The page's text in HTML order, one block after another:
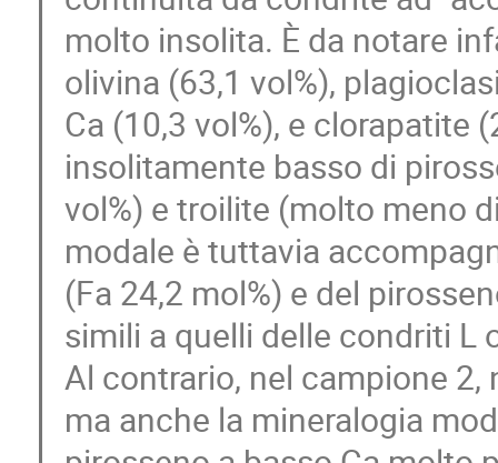
molto insolita. È da notare
olivina (63,1 vol%),
Ca (10,3 vol%), e clorapatite
insolitamente basso di
vol%) e troilite (molto meno
modale è tuttavia
(Fa 24,2 mol%) e del
simili a quelli delle condriti L
Al contrario, nel campione
ma anche la mineralogia